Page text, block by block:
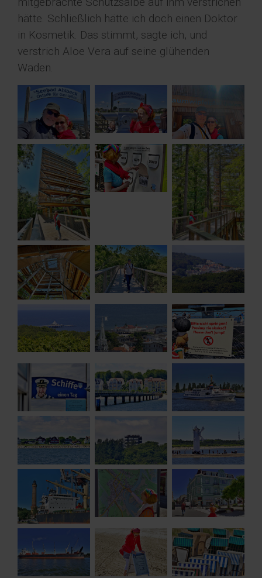
hätte. Schließlich hätte ich doch einen Doktor
in Kosmetik. Das stimmt, sagte ich, und
verstrich Aloe Vera auf seine glühenden
Waden.